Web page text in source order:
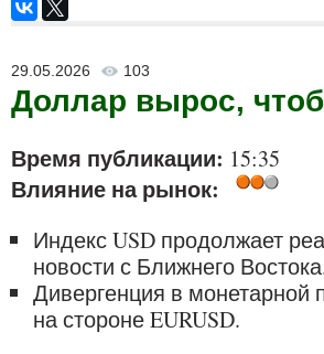
29.05.2026 103
Доллар вырос,
Время публикации: 15:35
Влияние на рынок:
Индекс USD продолжает
новости с Ближнего
Дивергенция в монетарной
на стороне EURUSD.